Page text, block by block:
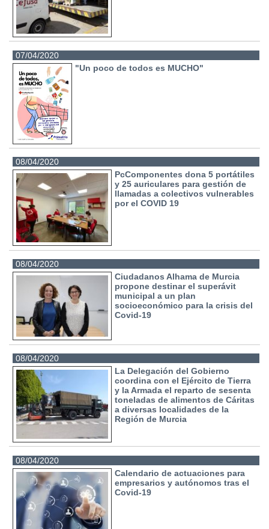
07/04/2020
"Un poco de todos es MUCHO"
08/04/2020
PcComponentes dona 5 portátiles
y 25 auriculares para gestión de
llamadas a colectivos vulnerables
por el COVID 19
08/04/2020
Ciudadanos Alhama de Murcia
propone destinar el superávit
municipal a un plan
socioeconómico para la crisis del
Covid-19
08/04/2020
La Delegación del Gobierno
coordina con el Ejército de Tierra
y la Armada el reparto de sesenta
toneladas de alimentos de Cáritas
a diversas localidades de la
Región de Murcia
08/04/2020
Calendario de actuaciones para
empresarios y autónomos tras el
Covid-19